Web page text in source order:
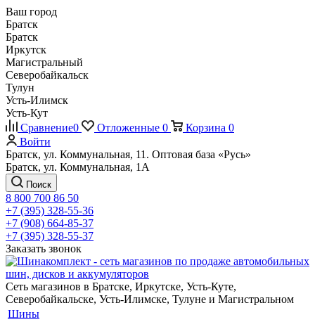
Ваш город
Братск
Братск
Иркутск
Магистральный
Северобайкальск
Тулун
Усть-Илимск
Усть-Кут
Сравнение0 Отложенные 0 Корзина 0
Войти
Братск, ул. Коммунальная, 11. Оптовая база «Русь»
Братск, ул. Коммунальная, 1А
Поиск
8 800 700 86 50
+7 (395) 328-55-36
+7 (908) 664-85-37
+7 (395) 328-55-37
Заказать звонок
Сеть магазинов в Братске, Иркутске, Усть-Куте,
Северобайкальске, Усть-Илимске, Тулуне и Магистральном
Шины